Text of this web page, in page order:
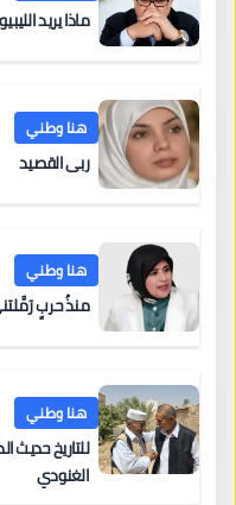
ماذا يريد
هنا وطني
ربى القصيد
هنا وطني
منذُ حربٍ
هنا وطني
للتاريخ حديث
الغنودي